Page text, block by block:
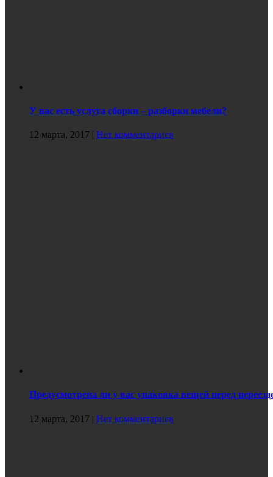
У вас есть услуга сборки – разборки мебели?
12 марта, 2017 | Нет комментариев
Предусмотрена ли у вас упаковка вещей перед
12 марта, 2017 | Нет комментариев